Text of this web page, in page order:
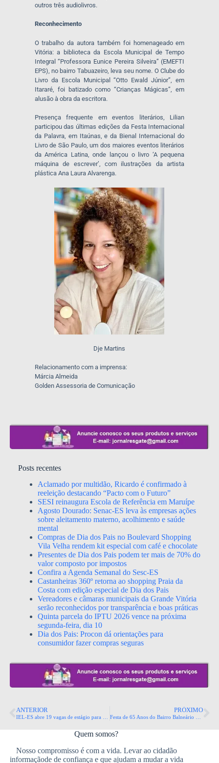
outros três audiolivros.
Reconhecimento
O trabalho da autora também foi homenageado em
Vitória: a biblioteca da Escola Municipal de Tempo
Integral “Professora Eunice Pereira Silveira” (EMEFTI
EPS), no bairro Tabuazeiro, leva seu nome. O Clube do
Livro da Escola Municipal “Otto Ewald Júnior”, em
Itararé, foi batizado como “Crianças Mágicas”, em
alusão à obra da escritora.
Presença frequente em eventos literários, Lilian
participou das últimas edições da Festa Internacional
da Palavra, em Itaúnas, e da Bienal Internacional do
Livro de São Paulo, um dos maiores eventos literários
da América Latina, onde lançou o livro ‘A pequena
máquina de escrever’, com ilustrações da artista
plástica Ana Laura Alvarenga.
Dje Martins
Relacionamento com a imprensa:
Márcia Almeida
Golden Assessoria de Comunicação
Posts recentes
Aclamado por multidão, Ricardo é confirmado à
reeleição destacando “Pacto com o Futuro”
SESI reinaugura Escola de Referência em Maruípe
Agosto Dourado: Senac-ES leva às empresas ações
sobre aleitamento materno, acolhimento e saúde
mental
Compras de Dia dos Pais no Boulevard Shopping
Vila Velha rendem kit especial com café e chocolate
Presentes de Dia dos Pais podem ter mais de 70% do
valor composto por impostos
Confira a Agenda Semanal do Sesc-ES
Castanheiras 360º retorna ao shopping Praia da
Costa com edição especial de Dia dos Pais
Vereadores e câmaras municipais da Grande Vitória
serão reconhecidos por transparência e boas práticas
Quinta parcela do IPTU 2026 vence na próxima
segunda-feira, dia 10
Dia dos Pais: Procon dá orientações para
consumidor fazer compras seguras
ANTERIOR PRÓXIMO
Quem somos?
Nosso compromisso é com a vida. Levar ao cidadão
informaçãode de confiança e que ajudam a mudar a vida